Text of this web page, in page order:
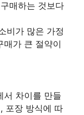
매하는 것보다
비가 많은 가정
매가 큰 절약이
서 차이를 만들
포장 방식에 따